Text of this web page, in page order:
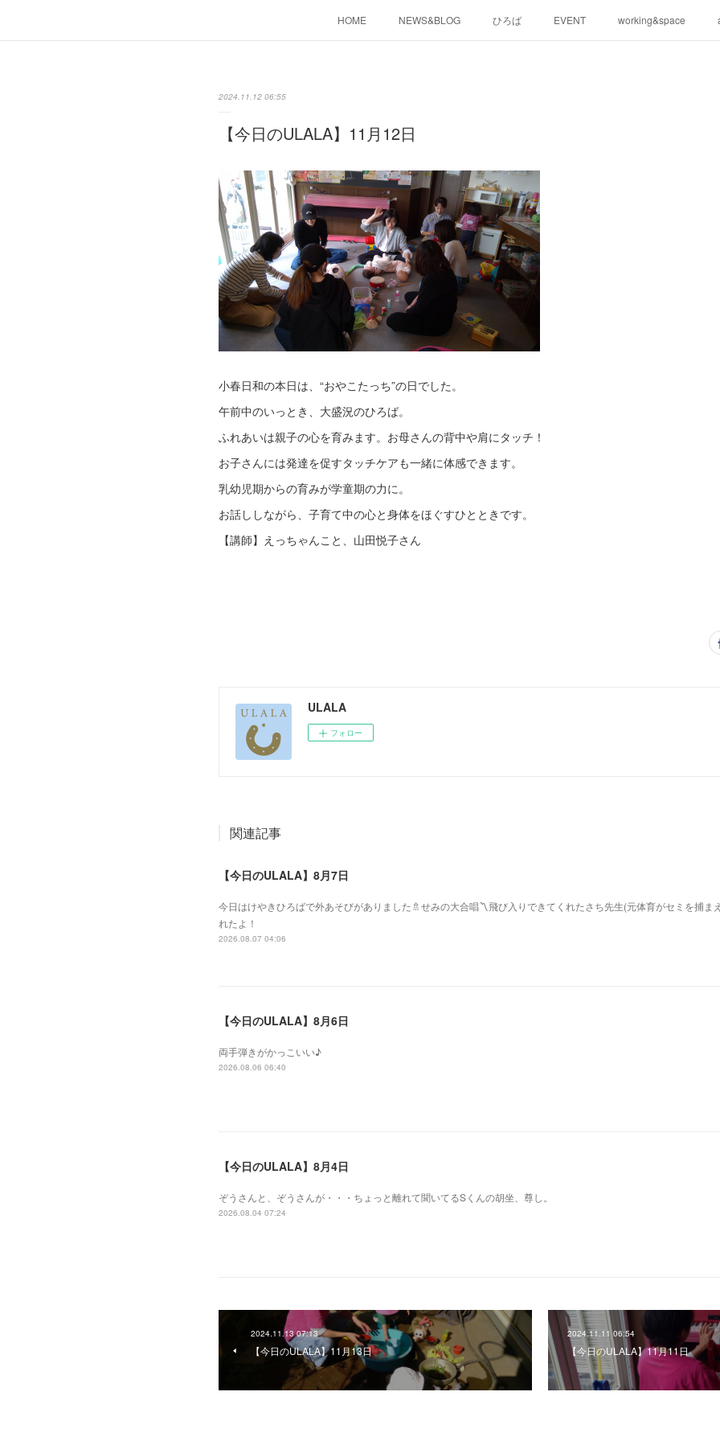
HOME NEWS&BLOG ひろば EVENT working&space
2024.11.12 06:55
【今日のULALA】11月12日
小春日和の本日は、“おやこたっち”の日でした。
午前中のいっとき、大盛況のひろば。
ふれあいは親子の心を育みます。お母さんの背中や肩にタッチ！
お子さんには発達を促すタッチケアも一緒に体感できます。
乳幼児期からの育みが学童期の力に。
お話ししながら、子育て中の心と身体をほぐすひとときです。
【講師】えっちゃんこと、山田悦子さん
ULALA
フォロー
関連記事
【今日のULALA】8月7日
今日はけやきひろばで外あそびがありました🚿せみの大合唱〽飛び入りできてくれたさち先生(元体育がセミを捕ま
れたよ！
2026.08.07 04:06
【今日のULALA】8月6日
両手弾きがかっこいい♪
2026.08.06 06:40
【今日のULALA】8月4日
ぞうさんと、ぞうさんが・・・ちょっと離れて聞いてるSくんの胡坐、尊し。
2026.08.04 07:24
2024.11.13 07:13
【今日のULALA】11月13日
2024.11.11 06:54
【今日のULALA】11月11日